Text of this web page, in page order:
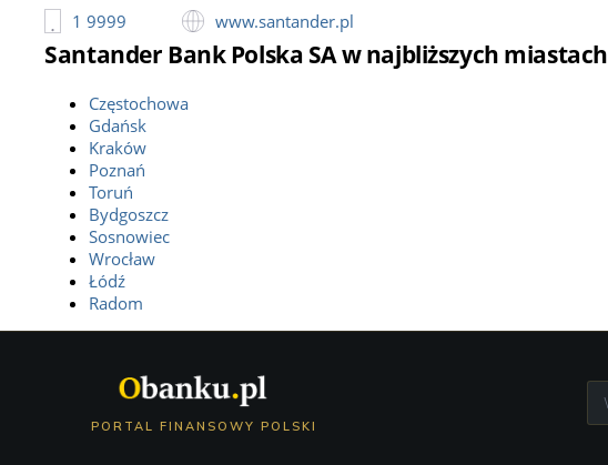
1 9999 www.santander.pl
Santander Bank Polska SA w najbliższych miastach
Częstochowa
Gdańsk
Kraków
Poznań
Toruń
Bydgoszcz
Sosnowiec
Wrocław
Łódź
Radom
PORTAL FINANSOWY POLSKI